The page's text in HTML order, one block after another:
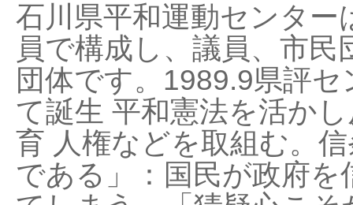
石川県平和運動センタ
員で構成し、議員、市
団体です。1989.9県評
て誕生 平和憲法を活か
育 人権などを取組む。
である」：国民が政府